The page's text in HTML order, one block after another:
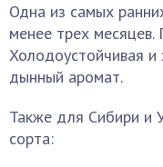
Одна из самых
менее трех
Холодоустойчивая и
дынный аромат.
Также для Сибири и
сорта: